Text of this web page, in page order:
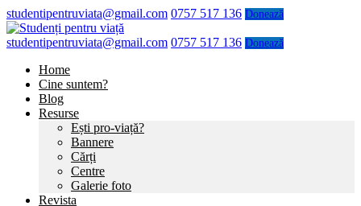
studentipentruviata@gmail.com 0757 517 136 Donează
studentipentruviata@gmail.com 0757 517 136 Donează
Home
Cine suntem?
Blog
Resurse
Ești pro-viață?
Bannere
Cărți
Centre
Galerie foto
Revista